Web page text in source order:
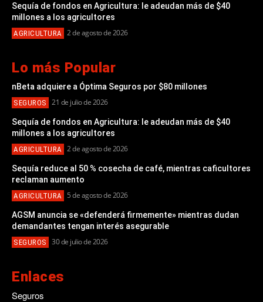
Sequía de fondos en Agricultura: le adeudan más de $40
millones a los agricultores
AGRICULTURA 2 de agosto de 2026
Lo más Popular
nBeta adquiere a Óptima Seguros por $80 millones
SEGUROS 21 de julio de 2026
Sequía de fondos en Agricultura: le adeudan más de $40
millones a los agricultores
AGRICULTURA 2 de agosto de 2026
Sequía reduce al 50 % cosecha de café, mientras caficultores
reclaman aumento
AGRICULTURA 5 de agosto de 2026
AGSM anuncia se «defenderá firmemente» mientras dudan
demandantes tengan interés asegurable
SEGUROS 30 de julio de 2026
Enlaces
Seguros